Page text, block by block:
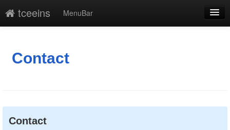
tceeins
MenuBar
添付
最終更新
Contact
Contact